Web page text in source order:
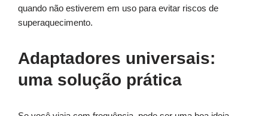
quando não estiverem em uso para evitar riscos de
superaquecimento.
Adaptadores universais:
uma solução prática